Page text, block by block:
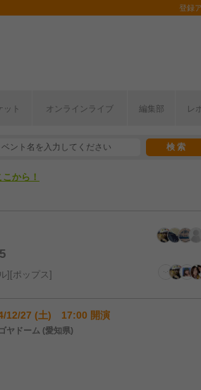
登録
ット オンラインライブ 編集部 レ
半期編発表！
から！
ポップス
12/27 (土) 17:00 開演
ヤドーム (愛知県)